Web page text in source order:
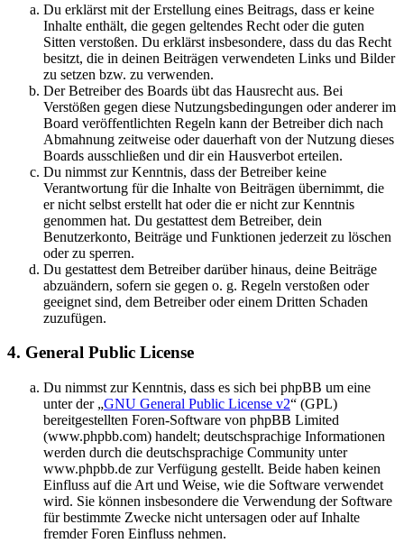
Du erklärst mit der Erstellung eines Beitrags, dass er keine
Inhalte enthält, die gegen geltendes Recht oder die guten
Sitten verstoßen. Du erklärst insbesondere, dass du das Recht
besitzt, die in deinen Beiträgen verwendeten Links und Bilder
zu setzen bzw. zu verwenden.
Der Betreiber des Boards übt das Hausrecht aus. Bei
Verstößen gegen diese Nutzungsbedingungen oder anderer im
Board veröffentlichten Regeln kann der Betreiber dich nach
Abmahnung zeitweise oder dauerhaft von der Nutzung dieses
Boards ausschließen und dir ein Hausverbot erteilen.
Du nimmst zur Kenntnis, dass der Betreiber keine
Verantwortung für die Inhalte von Beiträgen übernimmt, die
er nicht selbst erstellt hat oder die er nicht zur Kenntnis
genommen hat. Du gestattest dem Betreiber, dein
Benutzerkonto, Beiträge und Funktionen jederzeit zu löschen
oder zu sperren.
Du gestattest dem Betreiber darüber hinaus, deine Beiträge
abzuändern, sofern sie gegen o. g. Regeln verstoßen oder
geeignet sind, dem Betreiber oder einem Dritten Schaden
zuzufügen.
4. General Public License
Du nimmst zur Kenntnis, dass es sich bei phpBB um eine
unter der „GNU General Public License v2“ (GPL)
bereitgestellten Foren-Software von phpBB Limited
(www.phpbb.com) handelt; deutschsprachige Informationen
werden durch die deutschsprachige Community unter
www.phpbb.de zur Verfügung gestellt. Beide haben keinen
Einfluss auf die Art und Weise, wie die Software verwendet
wird. Sie können insbesondere die Verwendung der Software
für bestimmte Zwecke nicht untersagen oder auf Inhalte
fremder Foren Einfluss nehmen.